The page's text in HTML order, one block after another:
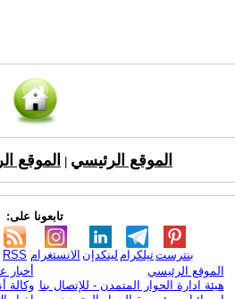
الموقع الرئيسي الموقع
تابعونا على:
RSS الانستغرام لينكدإن تيلكرامبنترست
الموقع الرئيسي
هيئة ادارة الحوار المتمدن - للإتصال بنا
أخبار
وكالة